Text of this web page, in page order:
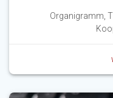
Organigramm,